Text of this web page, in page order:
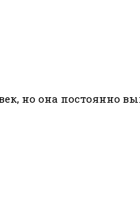
но она постоянно